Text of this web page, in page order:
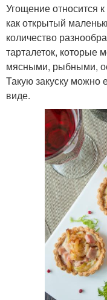
Угощение относится
как открытый
количество
тарталеток, которые
мясными, рыбными,
Такую закуску можно
виде.